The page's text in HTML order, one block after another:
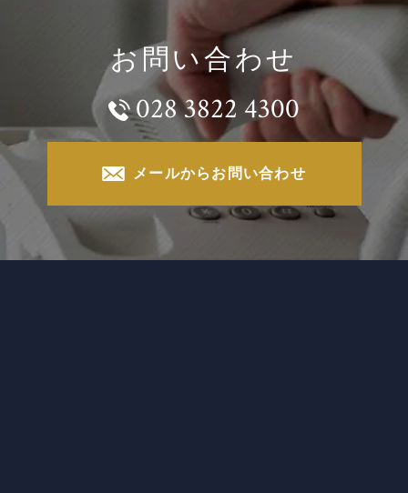
お問い合わせ
028 3822 4300
メールからお問い合わせ